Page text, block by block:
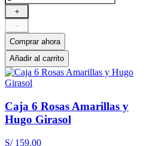
＋
－
Comprar ahora
Añadir al carrito
Caja 6 Rosas Amarillas y
Hugo Girasol
S/ 159.00